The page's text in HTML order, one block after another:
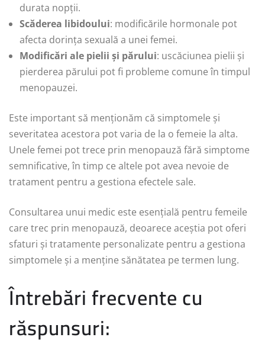
durata nopții.
Scăderea libidoului: modificările hormonale pot
afecta dorința sexuală a unei femei.
Modificări ale pielii și părului: uscăciunea pielii și
pierderea părului pot fi probleme comune în timpul
menopauzei.
Este important să menționăm că simptomele și
severitatea acestora pot varia de la o femeie la alta.
Unele femei pot trece prin menopauză fără simptome
semnificative, în timp ce altele pot avea nevoie de
tratament pentru a gestiona efectele sale.
Consultarea unui medic este esențială pentru femeile
care trec prin menopauză, deoarece aceștia pot oferi
sfaturi și tratamente personalizate pentru a gestiona
simptomele și a menține sănătatea pe termen lung.
Întrebări frecvente cu
răspunsuri: